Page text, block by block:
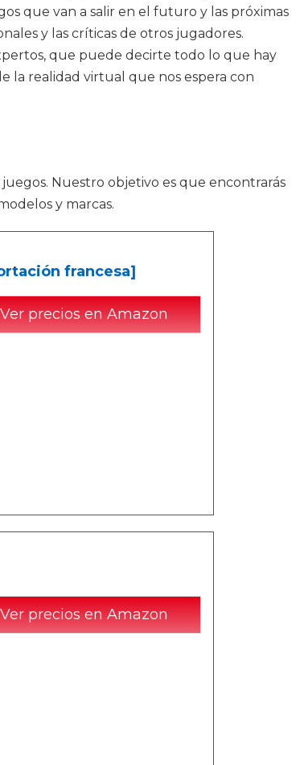
que van a salir en el futuro y las próximas
y las críticas de otros jugadores.
que puede decirte todo lo que hay
la realidad virtual que nos espera con
Nuestro objetivo es que encontrarás
y marcas.
francesa]
precios en Amazon
precios en Amazon